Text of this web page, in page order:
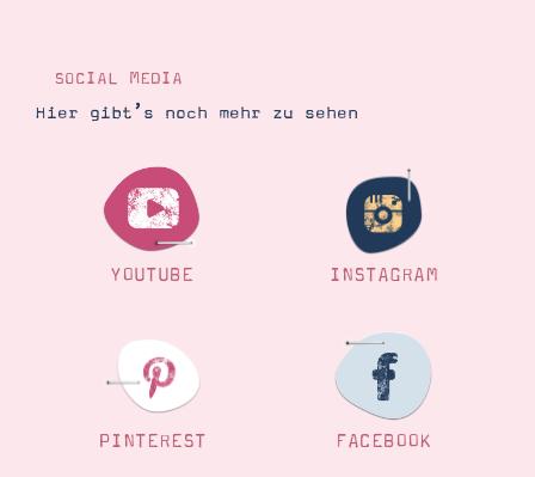
SOCIAL MEDIA
Hier gibt’s noch mehr zu sehen
YOUTUBE INSTAGRAM
PINTEREST FACEBOOK